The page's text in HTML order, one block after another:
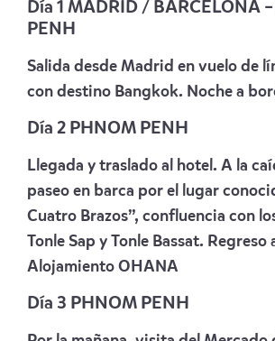
Día 1 MADRID / BARCELONA
PENH
Salida desde Madrid en vuelo de
con destino Bangkok. Noche a
Día 2 PHNOM PENH
Llegada y traslado al hotel. A la
paseo en barca por el lugar
Cuatro Brazos”, confluencia con
Tonle Sap y Tonle Bassat. Regreso
Alojamiento OHANA
Día 3 PHNOM PENH